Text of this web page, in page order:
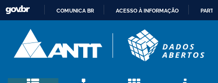
CONTEÚDO
COMUNICA BR ACESSO À INFORMAÇÃO